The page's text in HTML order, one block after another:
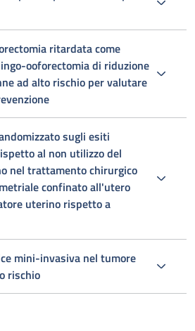
ritardata come
ooforectomia di riduzione
ad alto rischio per valutare
sugli esiti
al non utilizzo del
nel trattamento chirurgico
confinato all'utero
uterino rispetto a
mini-invasiva nel tumore
rischio